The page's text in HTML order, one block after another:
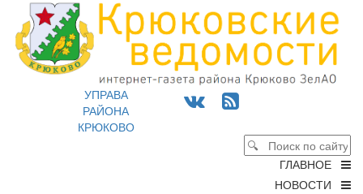
УПРАВА
РАЙОНА
КРЮКОВО
ГЛАВНОЕ
НОВОСТИ